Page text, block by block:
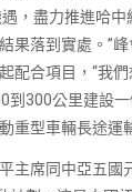
遇，盡力推進哈
果落到實處。”
配合項目，“我
到300公里建設
重型車輛長途運
主席同中亞五國